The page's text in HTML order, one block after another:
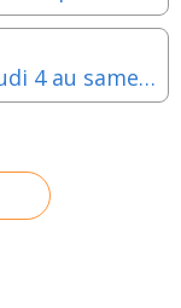
Le Croisic - Expo Bretagne du jeudi 4 au samedi 6 mai et Fest Noz le dimanche 7 mai 2023